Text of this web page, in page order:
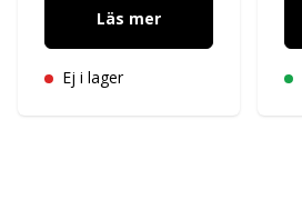
Läs mer
Ej i lager